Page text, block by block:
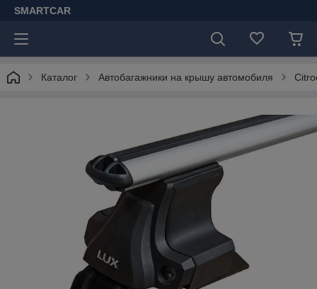
SMARTCAR
Каталог Автобагажники на крышу автомобиля